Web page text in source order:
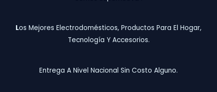
LOs Mejores Electrodomésticos, Productos Para El Hogar,
Tecnología Y Accesorios.
Entrega A Nivel Nacional Sin Costo Alguno.